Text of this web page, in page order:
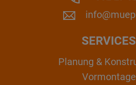
SERVICES
Planung &
Vormontage